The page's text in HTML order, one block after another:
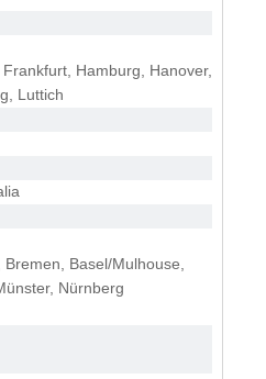
Hamburg, Hanover,
Luttich
Basel/Mulhouse,
Nürnberg